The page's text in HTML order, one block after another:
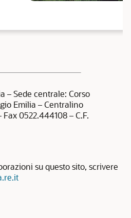
– Sede centrale: Corso
Emilia – Centralino
0522.444108 – C.F.
su questo sito, scrivere